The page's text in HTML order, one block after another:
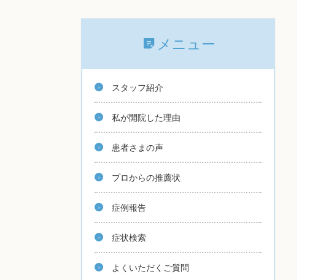
メニュー
スタッフ紹介
私が開院した理由
患者さまの声
プロからの推薦状
症例報告
症状検索
よくいただくご質問